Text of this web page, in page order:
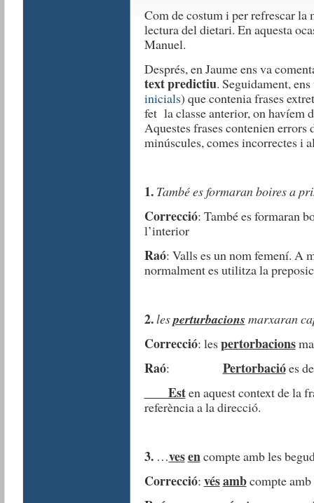
Com de costum i per refrescar la
lectura del dietari. En aquesta
Manuel.
Després, en Jaume ens va
text predictiu. Seguidament,
inicials) que contenia frases
fet la classe anterior, on havíem
Aquestes frases contenien errors
minúscules, comes incorrectes i
1. També es formaran boires a
Correcció: També es formaran
l’interior
Raó: Valls es un nom femení. A
normalment es utilitza la
2.lesperturbacions marxaran
Correcció: lespertorbacions
Raó: Pertorbacióes
Esten aquest context de la
referència a la direcció.
3. …vesencompte amb les
Correcció: vésambcompte amb